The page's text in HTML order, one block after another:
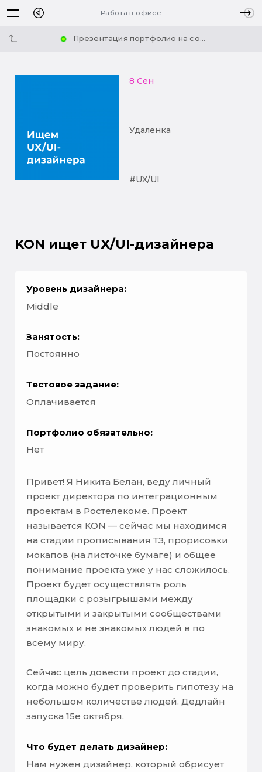
Работа в офисе
Презентация портфолио на со...
8 Сен
Удаленка
#UX/UI
KON ищет UX/UI-дизайнера
Уровень дизайнера:
Middle
Занятость:
Постоянно
Тестовое задание:
Оплачивается
Портфолио обязательно:
Нет
Привет! Я Никита Белан, веду личный
проект директора по интеграционным
проектам в Ростелекоме. Проект
называется KON — сейчас мы находимся
на стадии прописывания ТЗ, прорисовки
мокапов (на листочке бумаге) и общее
понимание проекта уже у нас сложилось.
Проект будет осуществлять роль
площадки с розыгрышами между
открытыми и закрытыми сообществами
знакомых и не знакомых людей в по
всему миру.
Сейчас цель довести проект до стадии,
когда можно будет проверить гипотезу на
небольшом количестве людей. Дедлайн
запуска 15е октября.
Что будет делать дизайнер:
Нам нужен дизайнер, который обрисует